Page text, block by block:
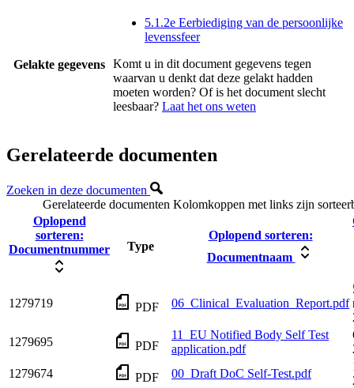
Gelakte gegevens
5.1.2e Eerbiediging van de persoonlijke
levenssfeer
Komt u in dit document gegevens tegen
waarvan u denkt dat deze gelakt hadden
moeten worden? Of is het document slecht
leesbaar? Laat het ons weten
Gerelateerde documenten
Zoeken in deze documenten
Gerelateerde documenten Kolomkoppen met links zijn
Oplopend
sorteren:
Documentnummer
Type
Oplopend sorteren:
Documentnaam
1279719 PDF 06_Clinical_Evaluation_Report.pdf
1279695
PDF
11_EU Notified Body Self Test
application.pdf
1279674
PDF 00_Draft DoC Self-Test.pdf